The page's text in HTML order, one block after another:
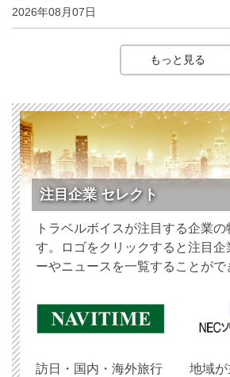
2026年08月07日
もっと見る
注目企業 セレクト
トラベルボイスが注目する企業
す。ロゴをクリックすると注目企
ーやニュースを一覧することがで
訪日・国内・海外旅行
地域